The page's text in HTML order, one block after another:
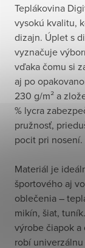
Teplákovina
vysokú kvalitu,
dizajn. Úplet s
vyznačuje
vďaka čomu si
aj po
230 g/m² a
% lycra
pružnosť,
pocit pri nosení.
Materiál je
športového aj
oblečenia –
mikín, šiat,
výrobe čiapok
robí